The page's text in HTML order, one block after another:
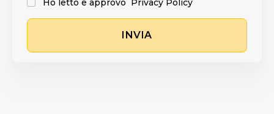
Ho letto e approvo Privacy Policy
INVIA